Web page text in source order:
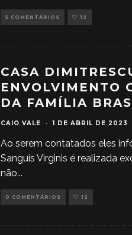
5 COMENTÁRIOS 12
CASA
ENVOLVIMENTO
DA FAMÍLIA
CAIO VALE · 1 DE ABRIL DE 2023
Ao serem contatados eles
Sanguis Virginis é realizada
não...
0 COMENTÁRIOS 12